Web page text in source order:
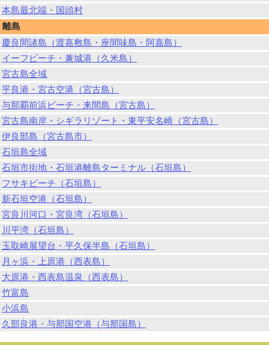
本島最北端・国頭村
離島
慶良間諸島（渡嘉敷島・座間味島・阿嘉島）
イーフビーチ・兼城港（久米島）
宮古島全域
平良港・宮古空港（宮古島）
与那覇前浜ビーチ・来間島（宮古島）
宮古島南岸・シギラリゾート・東平安名崎（宮古島）
伊良部島（宮古島市）
石垣島全域
石垣市街地・石垣港離島ターミナル（石垣島）
フサキビーチ（石垣島）
新石垣空港（石垣島）
宮良川河口・宮良湾（石垣島）
川平湾（石垣島）
玉取崎展望台・平久保半島（石垣島）
月ヶ浜・上原港（西表島）
大原港・西表島温泉（西表島）
竹富島
小浜島
久部良港・与那国空港（与那国島）